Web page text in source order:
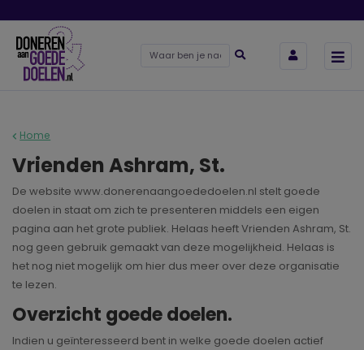
Home
Vrienden Ashram, St.
De website www.donerenaangoededoelen.nl stelt goede
doelen in staat om zich te presenteren middels een eigen
pagina aan het grote publiek. Helaas heeft Vrienden Ashram, St.
nog geen gebruik gemaakt van deze mogelijkheid. Helaas is
het nog niet mogelijk om hier dus meer over deze organisatie
te lezen.
Overzicht goede doelen.
Indien u geïnteresseerd bent in welke goede doelen actief